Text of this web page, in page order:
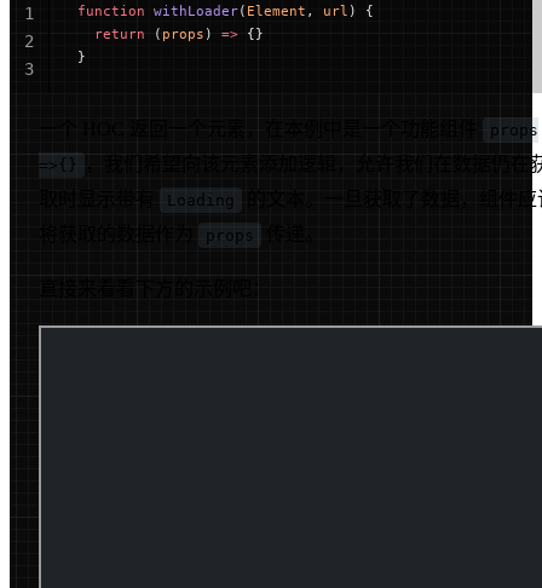
function withLoader( Element , url ) {
  return
( props ) => {}
}
1
2
3
一个 HOC 返回一个元素，在本例中是一个功能组件
props
=>{}
，我们希望向该元素添加逻辑，允许我们在数据仍在
取时显示带有
Loading
的文本。一旦获取了数据，组件应
将获取的数据作为
props
直接来看看下方的示例吧：